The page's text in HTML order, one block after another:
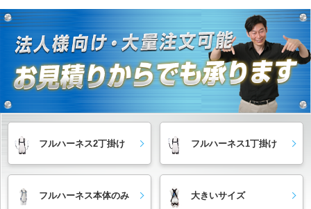
フルハーネス2丁掛け フルハーネス1丁掛け
フルハーネス本体のみ 大きいサイズ